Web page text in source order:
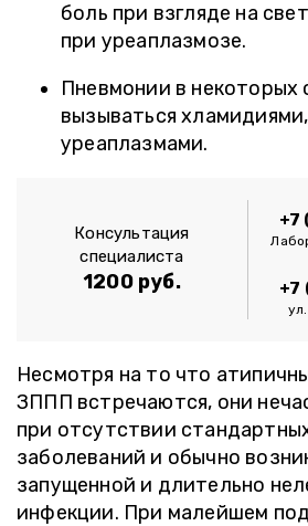
боль при взгляде на
при уреаплазмозе.
Пневмонии в некоторых
вызываться
уреаплазмами.
Консультация
специалиста
1200 руб.
+7
+7
Несмотря на то что
ЗППП встречаются, они
при отсутствии
заболеваний и обычно
запущенной и длительно
инфекции. При малейшем